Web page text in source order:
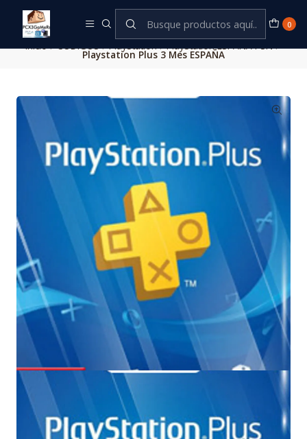
0
Inicio CODIGOS PlayStation PlayStation ESPAÑA PSN
Playstation Plus 3 Mes ESPAÑA